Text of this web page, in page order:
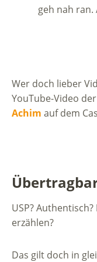
geh nah
Wer doch lieber
YouTube-Video der
Achim auf dem
USP?
erzählen?
Das gilt doch in